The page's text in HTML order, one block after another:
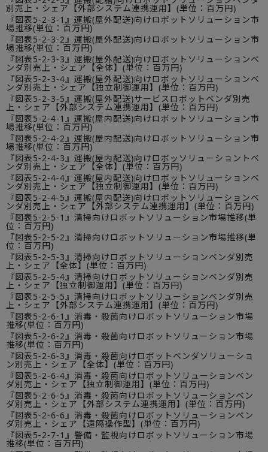
別売上・シェア【外部システム連携運用】(単位：百万円)
『図表5-2-3-1』運搬(屋外配送)向けロボットソリューション市
場推移(単位：百万円)
『図表5-2-3-2』運搬(屋外配送)向けロボットソリューション市
場推移(単位：百万円)
『図表5-2-3-3』運搬(屋外配送)向けロボットソリューションベ
ンダ別売上・シェア【全体】(単位：百万円)
『図表5-2-3-4』運搬(屋外配送)向けロボットソリューションベ
ンダ別売上・シェア【独立制御運用】(単位：百万円)
『図表5-2-3-5』運搬(屋外配送)サービスロボットベンダ別売
上・シェア【外部システム連携運用】(単位：百万円)
『図表5-2-4-1』運搬(屋内配送)向けロボットソリューション市
場推移(単位：百万円)
『図表5-2-4-2』運搬(屋内配送)向けロボットソリューション市
場推移(単位：百万円)
『図表5-2-4-3』運搬(屋内配送)向けロボッソリューショントベ
ンダ別売上・シェア【全体】(単位：百万円)
『図表5-2-4-4』運搬(屋内配送)向けロボットソリューションベ
ンダ別売上・シェア【独立制御運用】(単位：百万円)
『図表5-2-4-5』運搬(屋内配送)向けロボットソリューションベ
ンダ別売上・シェア【外部システム連携運用】(単位：百万円)
『図表5-2-5-1』清掃向けロボットソリューション市場推移(単
位：百万円)
『図表5-2-5-2』清掃向けロボットソリューション市場推移(単
位：百万円)
『図表5-2-5-3』清掃向けロボットソリューションベンダ別売
上・シェア【全体】(単位：百万円)
『図表5-2-5-4』清掃向けロボットソリューションベンダ別売
上・シェア【独立制御運用】(単位：百万円)
『図表5-2-5-5』清掃向けロボットソリューションベンダ別売
上・シェア【外部システム連携運用】(単位：百万円)
『図表5-2-6-1』消毒・殺菌向けロボットソリューション市場
推移(単位：百万円)
『図表5-2-6-2』消毒・殺菌向けロボットソリューション市場
推移(単位：百万円)
『図表5-2-6-3』消毒・殺菌向けロボットベンダソリューショ
ン別売上・シェア【全体】(単位：百万円)
『図表5-2-6-4』消毒・殺菌向けロボットソリューションベン
ダ別売上・シェア【独立制御運用】(単位：百万円)
『図表5-2-6-5』消毒・殺菌向けロボットソリューションベン
ダ別売上・シェア【外部システム連携運用】(単位：百万円)
『図表5-2-6-6』消毒・殺菌向けロボットソリューションベン
ダ別売上・シェア【遠隔操作型】(単位：百万円)
『図表5-2-7-1』警備・監視向けロボットソリューション市場
推移(単位：百万円)